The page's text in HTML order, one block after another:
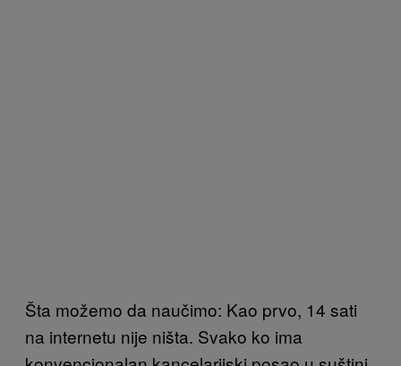
Šta možemo da naučimo: Kao prvo, 14 sati
na internetu nije ništa. Svako ko ima